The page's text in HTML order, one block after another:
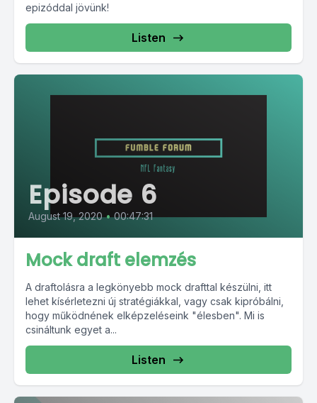
epizóddal jövünk!
Listen
Episode 6
August 19, 2020 • 00:47:31
Mock draft elemzés
A draftolásra a legkönyebb mock drafttal készülni, itt
lehet kísérletezni új stratégiákkal, vagy csak kipróbálni,
hogy működnének elképzeléseink "élesben". Mi is
csináltunk egyet a...
Listen